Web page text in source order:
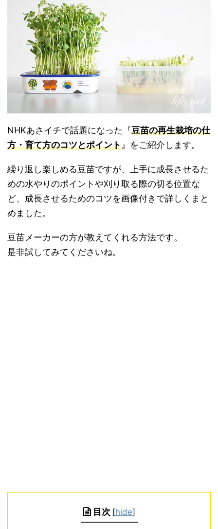
NHKあさイチで話題になった『豆苗の再生栽培の仕
方・育て方のコツとポイント 』をご紹介します。
繰り返し楽しめる豆苗ですが、上手に成長させるた
めの水やりのポイントや刈り取る際の切る位置な
ど、成長させるためのコツを画像付きで詳しくまと
めました。
豆苗メーカーの方が教えてくれる方法です。
是非試してみてくださいね。
目次 [hide]